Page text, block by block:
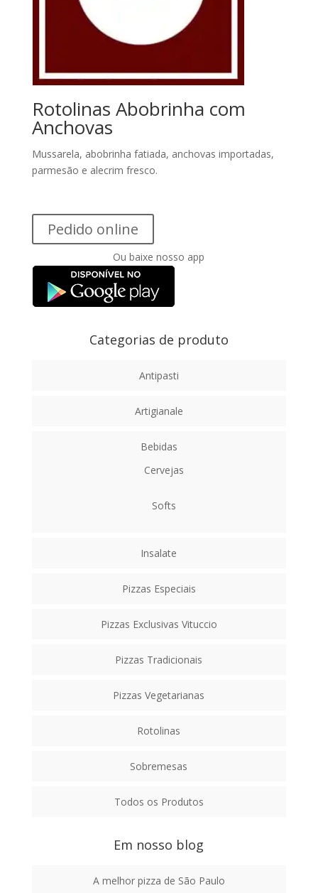
Rotolinas Abobrinha com
Anchovas
Mussarela, abobrinha fatiada, anchovas importadas,
parmesão e alecrim fresco.
Pedido online
Ou baixe nosso app
Categorias de produto
Antipasti
Artigianale
Bebidas
Cervejas
Softs
Insalate
Pizzas Especiais
Pizzas Exclusivas Vituccio
Pizzas Tradicionais
Pizzas Vegetarianas
Rotolinas
Sobremesas
Todos os Produtos
Em nosso blog
A melhor pizza de São Paulo